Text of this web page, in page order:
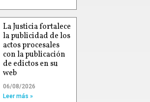
La Justicia fortalece
la publicidad de los
actos procesales
con la publicación
de edictos en su
web
06/08/2026
Leer más »